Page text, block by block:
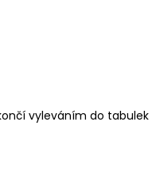
vyleváním do tabulek